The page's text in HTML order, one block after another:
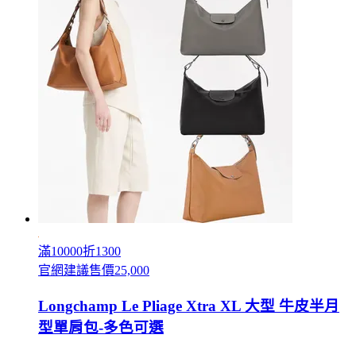
滿10000折1300
官網建議售價25,000
Longchamp Le Pliage Xtra XL 大型 牛皮半月
型單肩包-多色可選